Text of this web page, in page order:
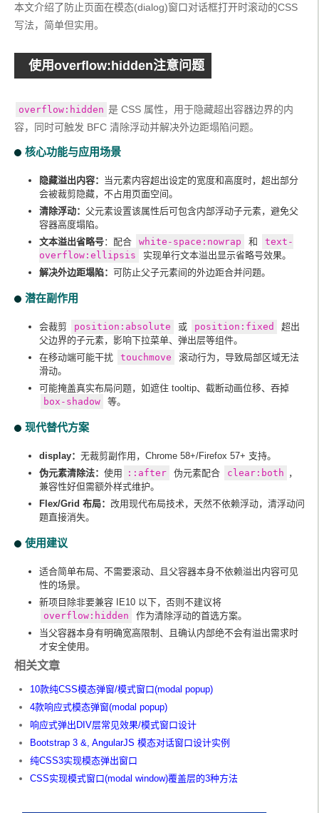
本文介绍了防止页面在模态(dialog)窗口对话框打开时滚动的CSS
写法，简单但实用。
使用overflow:hidden注意问题
是 CSS 属性，用于‌隐藏超出容器边界的内
核心功能与应用场景
隐藏溢出内容‌： 当元素内容超出设定的宽度和高度时，超出部分
会被裁剪隐藏，不占用页面空间。‌‌
清除浮动‌： 父元素设置该属性后可包含内部浮动子元素，避免父
容器高度塌陷。‌‌
文本溢出省略号‌：配合 white-space:nowrap 和
text-
overflow:ellipsis
实现单行文本溢出显示省略号效果。‌‌
‌解决外边距塌陷‌： 可防止父子元素间的外边距合并问题。
潜在副作用‌
会裁剪 position:absolute 或 position:fixed
超出
父边界的子元素，影响下拉菜单、弹出层等组件。‌‌
在移动端可能干扰
touchmove
滚动行为，导致局部区域无法
滑动。
可能掩盖真实布局问题，如遮住 tooltip、截断动画位移、吞掉
box-shadow
等。‌‌
‌现代替代方案‌
‌display‌： 无裁剪副作用，Chrome 58+/Firefox 57+ 支持。
伪元素清除法‌： 使用 ::after 伪元素配合 clear:both ，
兼容性好但需额外样式维护。
Flex/Grid 布局‌： 改用现代布局技术，天然不依赖浮动，清浮动问
题直接消失。
‌使用建议‌
适合简单布局、不需要滚动、且父容器本身不依赖溢出内容可见
性的场景。
新项目除非要兼容 IE10 以下，否则不建议将
overflow:hidden
作为清除浮动的首选方案。
当父容器本身有明确宽高限制、且确认内部绝不会有溢出需求时
才安全使用。‌‌
相关文章
10款纯CSS模态弹窗/模式窗口(modal popup)
4款响应式模态弹窗(modal popup)
响应式弹出DIV层常见效果/模式窗口设计
Bootstrap 3 &, AngularJS 模态对话窗口设计实例
纯CSS3实现模态弹出窗口
CSS实现模式窗口(modal window)覆盖层的3种方法